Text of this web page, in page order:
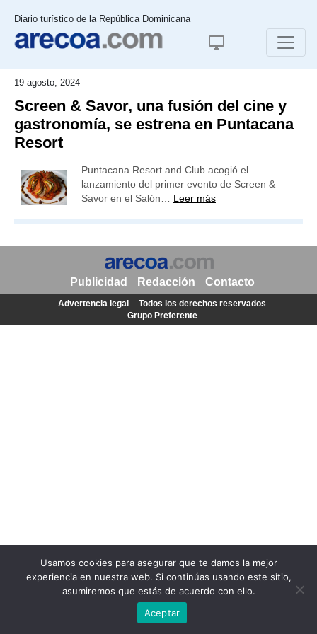
Diario turístico de la República Dominicana
19 agosto, 2024
Screen & Savor, una fusión del cine y
gastronomía, se estrena en Puntacana
Resort
Puntacana Resort and Club acogió el
lanzamiento del primer evento de Screen &
Savor en el Salón… Leer más
Usamos cookies para asegurar que te damos la mejor
experiencia en nuestra web. Si continúas usando este sitio,
asumiremos que estás de acuerdo con ello.
Aceptar
Publicidad Redacción Contacto
Advertencia legal
Todos los derechos reservados
Grupo Preferente